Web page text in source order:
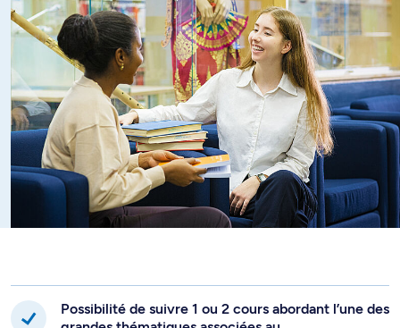
Possibilité de suivre 1 ou 2 cours abordant l’une des